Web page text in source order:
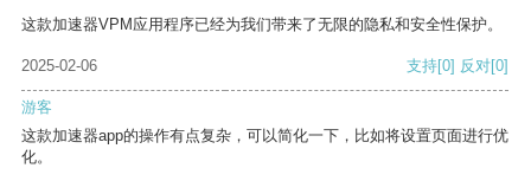
这款加速器VPM应用程序已经为我们带来了无限的隐私和安全性保护。
2025-02-06 支持[0] 反对[0]
游客
这款加速器app的操作有点复杂，可以简化一下，比如将设置页面进行优
化。